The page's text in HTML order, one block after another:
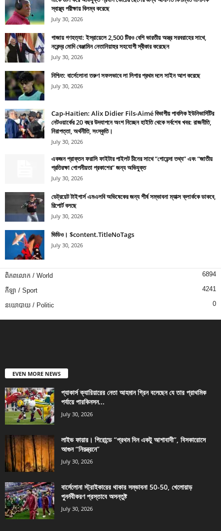
স্বাস্থ্য পরীক্ষায় বিলম্ব করেছে
July 30, 2026
গাজায় গণহত্যা: ইস্রায়েলে 2,500 টিরও বেশি ভারতীয় অস্ত্র সরবরাহের সাথে,
নরেন্দ্র মোদি বেঞ্জামিন নেতানিয়াহুর সহযোগী স্বীকার করেছেন
July 30, 2026
নিশ্চিত: বার্সেলোনা তরুণ সফলভাবে লা লিগার প্রথম দলে সাইন আপ করেছে
July 30, 2026
Cap-Haïtien: Alix Didier Fils-Aimé বিভাগীয় পাবলিক ইউনিভার্সিটির
নেটওয়ার্কের 20 বছর উদযাপনে অংশ নিচ্ছেন হাইতি থেকে সর্বশেষ খবর: রাজনীতি,
নিরাপত্তা, অর্থনীতি, সংস্কৃতি।
July 30, 2026
একজন প্রাক্তন ফরাসি ফাইটার পাইলট চীনের সাথে “গোয়েন্দা তথ্য” এবং “জাতীয়
প্রতিরক্ষা গোপনীয়তা প্রকাশের” জন্য অভিযুক্ত
July 30, 2026
ডেট্রয়েট টাইগার্স এমএলবি অভিষেকের জন্য শীর্ষ সম্ভাবনা ম্যাক্স ক্লার্ককে ডাকবে,
রিপোর্ট বলছে
July 30, 2026
ভিডিও। $content.TitleNoTags
July 30, 2026
ពិភពលោក / World 6894
កីឡា / Sport 4241
នយោបាយ / Politic 0
EVEN MORE NEWS
প্যাকার্স ক্যারিয়ারের নেতা আহমান গ্রিন বলেছেন যে তার প্রাথমিক
পর্যায়ে পারকিনসন...
July 30, 2026
লাইভ ফায়ার। গিরোন্ডে “প্রথম দিন একটু আশাবাদী”, বিসকারোসে
আগুন “নিয়ন্ত্রনে”
July 30, 2026
বার্সেলোনা স্ট্রাইকারের থাকার সম্ভাবনা 50-50, খেলোয়াড়
পুনর্নবীকরণ প্রস্তাবে অসন্তুষ্ট
July 30, 2026